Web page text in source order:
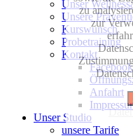
Unser
Unsere
Kurswunsch
Probetraining
Kontakt
Facebook
Anfahrt
Unser Studio
unsere Tarife
zu
zur